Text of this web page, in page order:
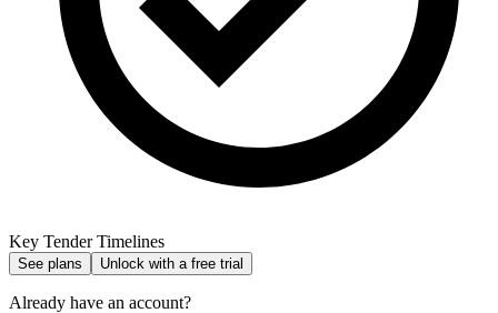
Key Tender Timelines
See plans Unlock with a free trial
Already have an account?